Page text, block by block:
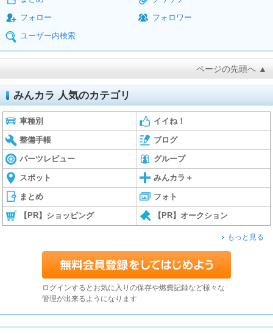
フォロー
フォロワー
ユーザー内検索
ページの先頭へ ▲
みんカラ 人気のカテゴリ
車種別 イイね！
整備手帳 ブログ
パーツレビュー グループ
スポット みんカラ＋
まとめ フォト
【PR】ショッピング 【PR】オークション
もっと見る
ログインするとお気に入りの保存や燃費記録など様々な
管理が出来るようになります